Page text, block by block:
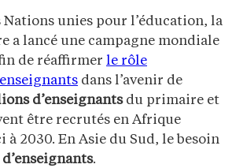
Nations unies pour l’éducation, la
a lancé une campagne mondiale
de réaffirmer le rôle
dans l’avenir de
d’enseignants du primaire et
être recrutés en Afrique
à 2030. En Asie du Sud, le besoin
.